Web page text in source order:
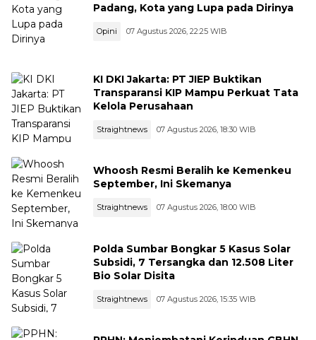
Padang, Kota yang Lupa pada Dirinya
Opini 07 Agustus 2026, 22:25 WIB
KI DKI Jakarta: PT JIEP Buktikan
Transparansi KIP Mampu Perkuat Tata
Kelola Perusahaan
Straightnews 07 Agustus 2026, 18:30 WIB
Whoosh Resmi Beralih ke Kemenkeu
September, Ini Skemanya
Straightnews 07 Agustus 2026, 18:00 WIB
Polda Sumbar Bongkar 5 Kasus Solar
Subsidi, 7 Tersangka dan 12.508 Liter
Bio Solar Disita
Straightnews 07 Agustus 2026, 15:35 WIB